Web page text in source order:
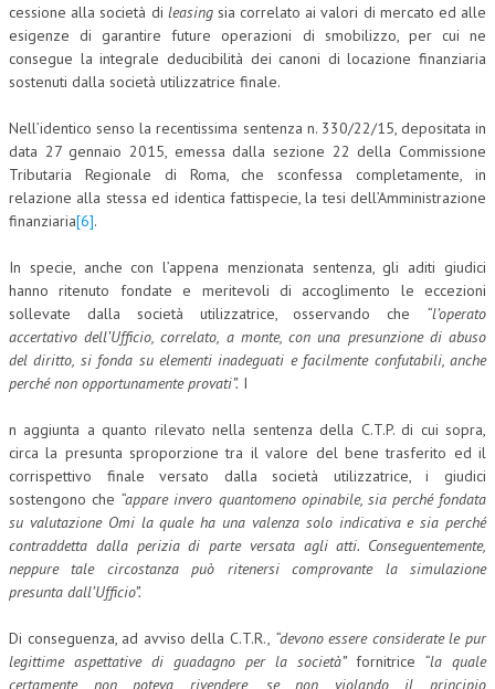
cessione alla società di leasingsia correlato ai valori di mercato ed alle
esigenze di garantire future operazioni di smobilizzo, per cui ne
consegue la integrale deducibilità dei canoni di locazione finanziaria
sostenuti dalla società utilizzatrice finale.
Nell’identico senso la recentissima sentenza n. 330/22/15, depositata in
data 27 gennaio 2015, emessa dalla sezione 22 della Commissione
Tributaria Regionale di Roma, che sconfessa completamente, in
relazione alla stessa ed identica fattispecie, la tesi dell’Amministrazione
finanziaria[6].
In specie, anche con l’appena menzionata sentenza, gli aditi giudici
hanno ritenuto fondate e meritevoli di accoglimento le eccezioni
sollevate dalla società utilizzatrice, osservando che “l’operato
accertativo dell’Ufficio, correlato, a monte, con una presunzione di abuso
del diritto, si fonda su elementi inadeguati e facilmente confutabili, anche
perché non opportunamente provati”. I
n aggiunta a quanto rilevato nella sentenza della C.T.P. di cui sopra,
circa la presunta sproporzione tra il valore del bene trasferito ed il
corrispettivo finale versato dalla società utilizzatrice, i giudici
sostengono che “appare invero quantomeno opinabile, sia perché fondata
su valutazione Omi la quale ha una valenza solo indicativa e sia perché
contraddetta dalla perizia di parte versata agli atti. Conseguentemente,
neppure tale circostanza può ritenersi comprovante la simulazione
presunta dall’Ufficio”.
Di conseguenza, ad avviso della C.T.R., “devono essere considerate le pur
legittime aspettative di guadagno per la società” fornitrice “la quale
certamente non poteva rivendere, se non violando il principio